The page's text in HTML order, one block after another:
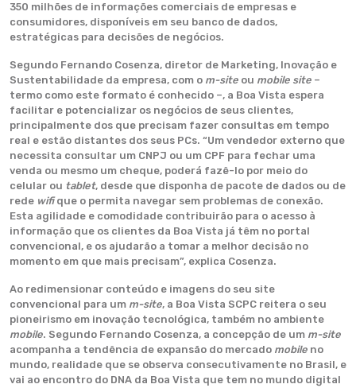
350 milhões de informações comerciais de empresas e
consumidores, disponíveis em seu banco de dados,
estratégicas para decisões de negócios.
Segundo Fernando Cosenza, diretor de Marketing, Inovação e
Sustentabilidade da empresa, com o m-site ou mobile site –
termo como este formato é conhecido –, a Boa Vista espera
facilitar e potencializar os negócios de seus clientes,
principalmente dos que precisam fazer consultas em tempo
real e estão distantes dos seus PCs. “Um vendedor externo que
necessita consultar um CNPJ ou um CPF para fechar uma
venda ou mesmo um cheque, poderá fazê-lo por meio do
celular ou tablet, desde que disponha de pacote de dados ou de
rede wifique o permita navegar sem problemas de conexão.
Esta agilidade e comodidade contribuirão para o acesso à
informação que os clientes da Boa Vista já têm no portal
convencional, e os ajudarão a tomar a melhor decisão no
momento em que mais precisam”, explica Cosenza.
Ao redimensionar conteúdo e imagens do seu site
convencional para um m-site, a Boa Vista SCPC reitera o seu
pioneirismo em inovação tecnológica, também no ambiente
mobile. Segundo Fernando Cosenza, a concepção de um m-site
acompanha a tendência de expansão do mercado mobile no
mundo, realidade que se observa consecutivamente no Brasil, e
vai ao encontro do DNA da Boa Vista que tem no mundo digital